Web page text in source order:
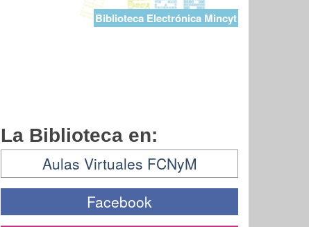
Biblioteca Electrónica Mincyt
La Biblioteca en:
Aulas Virtuales FCNyM
Facebook